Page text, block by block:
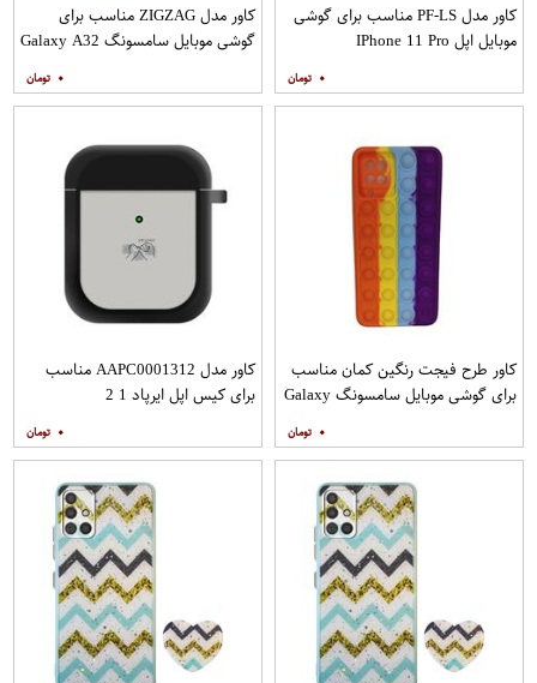
کاور مدل PF-LS مناسب برای گوشی
موبایل اپل IPhone 11 Pro
۰
کاور مدل ZIGZAG مناسب برای
گوشی موبایل سامسونگ Galaxy A32
۰
کاور طرح فیجت رنگین کمان مناسب
برای گوشی موبایل سامسونگ Galaxy
۰
کاور مدل AAPC0001312 مناسب
برای کیس اپل ایرپاد 1 2
۰